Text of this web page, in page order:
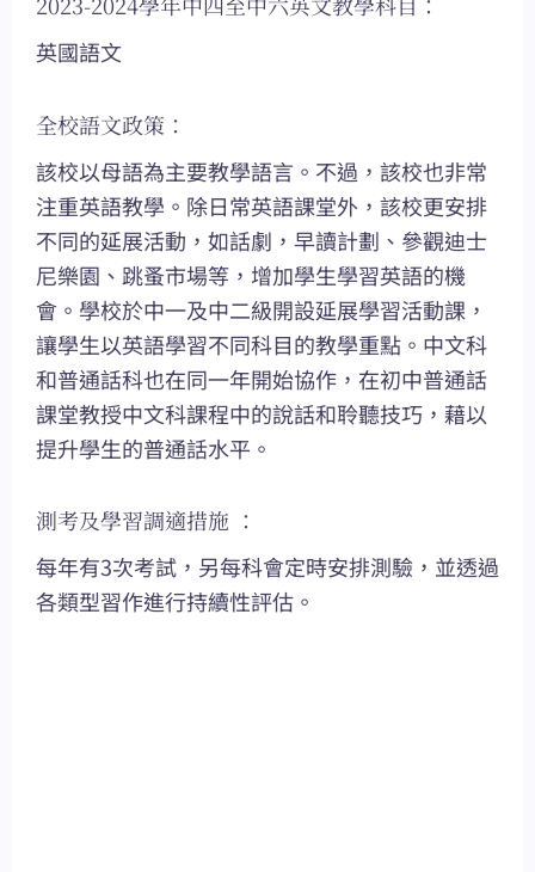
英國語文
全校語文政策：
該校以母語為主要教學語言。不過，該校也非常
注重英語教學。除日常英語課堂外，該校更安排
不同的延展活動，如話劇，早讀計劃、參觀迪士
尼樂園、跳蚤市場等，增加學生學習英語的機
會。學校於中一及中二級開設延展學習活動課，
讓學生以英語學習不同科目的教學重點。中文科
和普通話科也在同一年開始協作，在初中普通話
課堂教授中文科課程中的說話和聆聽技巧，藉以
提升學生的普通話水平。
測考及學習調適措施 ：
每年有3次考試，另每科會定時安排測驗，並透過
各類型習作進行持續性評估。